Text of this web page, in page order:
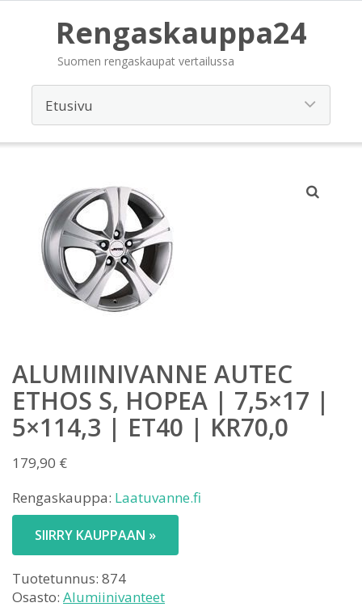
Rengaskauppa24
Suomen rengaskaupat vertailussa
ALUMIINIVANNE AUTEC
ETHOS S, HOPEA | 7,5×17 |
5×114,3 | ET40 | KR70,0
179,90 €
Rengaskauppa: Laatuvanne.fi
SIIRRY KAUPPAAN »
Tuotetunnus: 874
Osasto: Alumiinivanteet